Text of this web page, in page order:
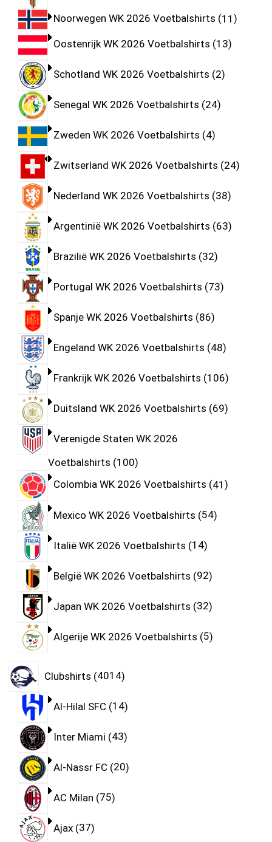
Noorwegen WK 2026 Voetbalshirts 11
Oostenrijk WK 2026 Voetbalshirts 13
Schotland WK 2026 Voetbalshirts 2
Senegal WK 2026 Voetbalshirts 24
Zweden WK 2026 Voetbalshirts 4
Zwitserland WK 2026 Voetbalshirts 24
Nederland WK 2026 Voetbalshirts 38
Argentinië WK 2026 Voetbalshirts 63
Brazilië WK 2026 Voetbalshirts 32
Portugal WK 2026 Voetbalshirts 73
Spanje WK 2026 Voetbalshirts 86
Engeland WK 2026 Voetbalshirts 48
Frankrijk WK 2026 Voetbalshirts 106
Duitsland WK 2026 Voetbalshirts 69
Verenigde Staten WK 2026
Voetbalshirts 100
Colombia WK 2026 Voetbalshirts 41
Mexico WK 2026 Voetbalshirts 54
Italië WK 2026 Voetbalshirts 14
België WK 2026 Voetbalshirts 92
Japan WK 2026 Voetbalshirts 32
Algerije WK 2026 Voetbalshirts 5
Clubshirts 4014
Al-Hilal SFC 14
Inter Miami 43
Al-Nassr FC 20
AC Milan 75
Ajax 37